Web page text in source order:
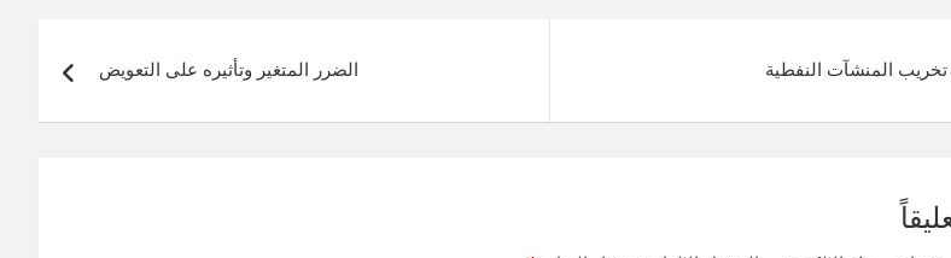
المنشآت النفطية الضرر المتغير وتأثيره على التعويض